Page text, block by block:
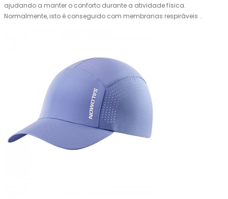
ajudando a manter o conforto durante a atividade física.
Normalmente, isto é conseguido com membranas respiráveis ..